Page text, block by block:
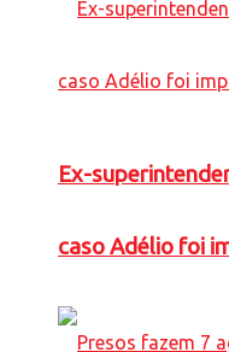
Ex-
caso Adélio foi